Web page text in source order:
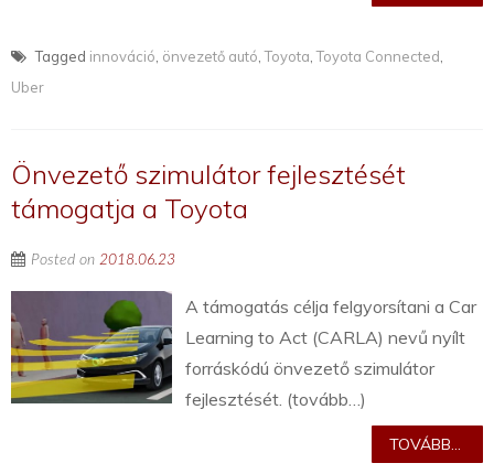
Tagged innováció önvezető autó ,Toyota ,Toyota Connected
Uber
Önvezető szimulátor fejlesztését
támogatja a Toyota
Posted on 2018.06.23
A támogatás célja felgyorsítani a Car
Learning to Act (CARLA) nevű nyílt
forráskódú önvezető szimulátor
fejlesztését. (tovább…)
TOVÁBB...